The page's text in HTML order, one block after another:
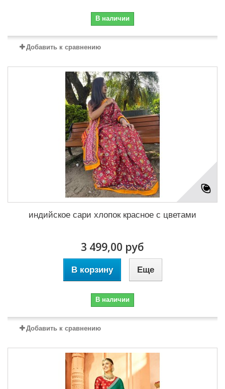
В наличии
Добавить к сравнению
индийское сари хлопок красное с цветами
3 499,00 руб
В корзину Еще
В наличии
Добавить к сравнению